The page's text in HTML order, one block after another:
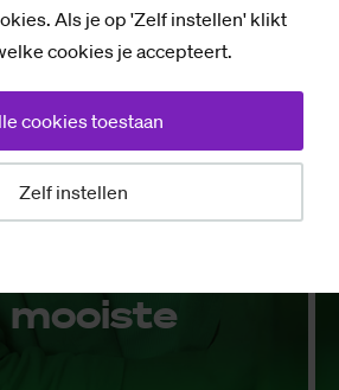
Als je op 'Zelf instellen' klikt
cookies je accepteert.
Zelf instellen
cookies toestaan
mooi­ste